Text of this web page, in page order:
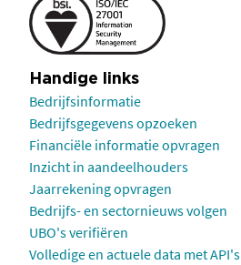
Handige links
Bedrijfsinformatie
Bedrijfsgegevens opzoeken
Financiële informatie opvragen
Inzicht in aandeelhouders
Jaarrekening opvragen
Bedrijfs- en sectornieuws volgen
UBO's verifiëren
Volledige en actuele data met API's